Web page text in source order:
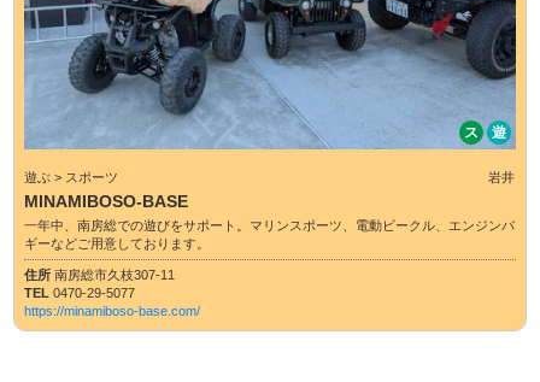
ス 遊
遊ぶ > スポーツ 岩井
MINAMIBOSO-BASE
一年中、南房総での遊びをサポート。マリンスポーツ、電動ビークル、エンジンバ
ギーなどご用意しております。
住所南房総市久枝307-11
TEL0470-29-5077
https://minamiboso-base.com/